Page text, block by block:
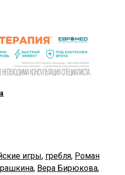
игры, гребля, Роман
, Вера Бирюкова,